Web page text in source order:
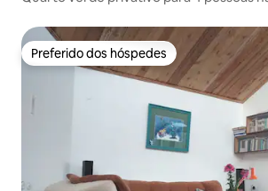
Preferido dos hóspedes
Preferido dos hóspedes